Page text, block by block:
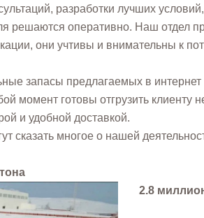
разработки лучших условий,
решаются оперативно. Наш отдел
они учтивы и внимательны к
запасы предлагаемых в интернет
момент готовы отгрузить клиенту
и удобной доставкой.
сказать многое о нашей
2.8